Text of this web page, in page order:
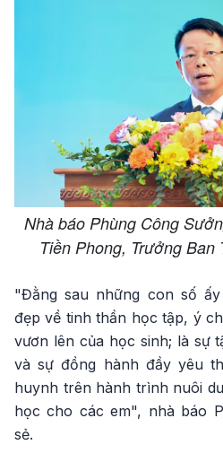
Nhà báo Phùng Công
Tiền Phong, Trưởng Ban
"Đằng sau những con số
đẹp về tinh thần học tập, ý
vươn lên của học sinh; là sự
và sự đồng hành đầy yêu
huynh trên hành trình nuôi
học cho các em", nhà báo
sẻ.